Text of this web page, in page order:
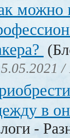
можно
/
в
-